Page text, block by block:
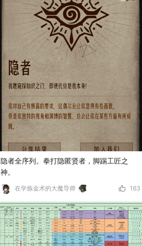
隐者全序列。拳打隐匿贤者，脚踢工匠之
神。
在学炼金术的大魔导师 163